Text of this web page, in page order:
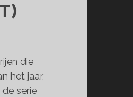
die
het jaar,
serie